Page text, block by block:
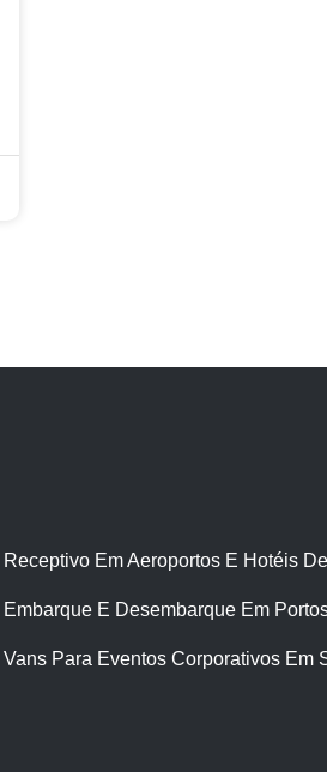
Receptivo Em Aeroportos E Hotéis
Embarque E Desembarque Em
Vans Para Eventos Corporativos Em